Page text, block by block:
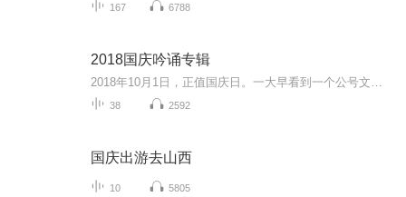
167 6788
2018国庆吟诵专辑
38 2592
国庆出游去山西
10 5805